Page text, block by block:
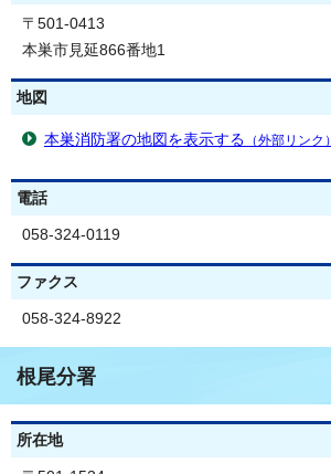
〒501-0413
本巣市見延866番地1
地図
本巣消防署の地図を表示する （外部リンク）
電話
058-324-0119
ファクス
058-324-8922
根尾分署
所在地